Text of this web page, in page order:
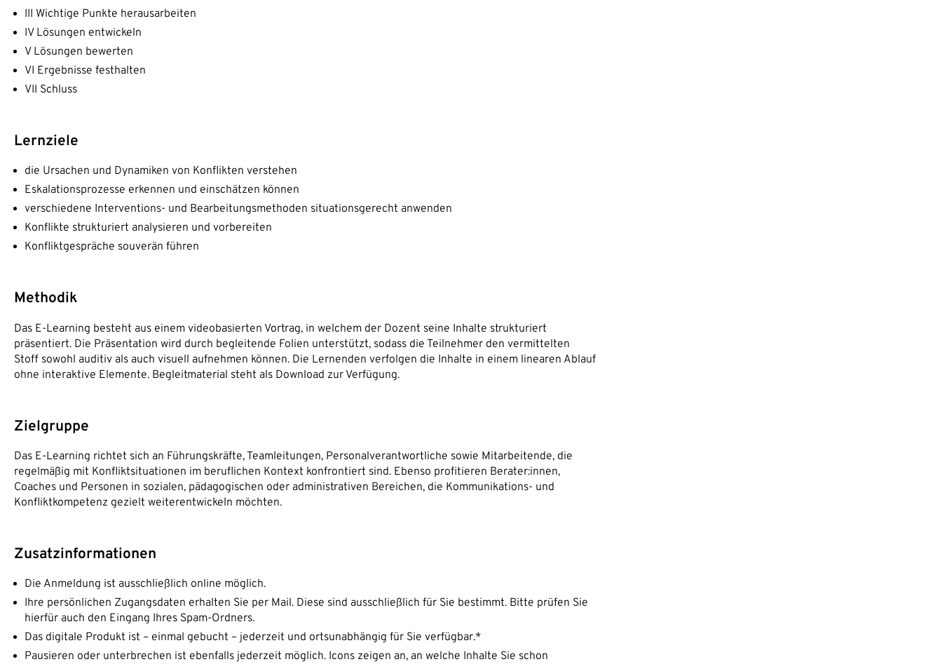
III Wichtige Punkte herausarbeiten
IV Lösungen entwickeln
V Lösungen bewerten
VI Ergebnisse festhalten
VII Schluss
Lernziele
die Ursachen und Dynamiken von Konflikten verstehen
Eskalationsprozesse erkennen und einschätzen können
verschiedene Interventions- und Bearbeitungsmethoden situationsgerecht anwenden
Konflikte strukturiert analysieren und vorbereiten
Konfliktgespräche souverän führen
Methodik
Das E-Learning besteht aus einem videobasierten Vortrag, in welchem der Dozent seine Inhalte strukturiert
präsentiert. Die Präsentation wird durch begleitende Folien unterstützt, sodass die Teilnehmer den vermittelten
Stoff sowohl auditiv als auch visuell aufnehmen können. Die Lernenden verfolgen die Inhalte in einem linearen Ablauf
ohne interaktive Elemente. Begleitmaterial steht als Download zur Verfügung.
Zielgruppe
Das E-Learning richtet sich an Führungskräfte, Teamleitungen, Personalverantwortliche sowie Mitarbeitende, die
regelmäßig mit Konfliktsituationen im beruflichen Kontext konfrontiert sind. Ebenso profitieren Berater:innen,
Coaches und Personen in sozialen, pädagogischen oder administrativen Bereichen, die Kommunikations- und
Konfliktkompetenz gezielt weiterentwickeln möchten.
Zusatzinformationen
Die Anmeldung ist ausschließlich online möglich.
Ihre persönlichen Zugangsdaten erhalten Sie per Mail. Diese sind ausschließlich für Sie bestimmt. Bitte prüfen Sie
hierfür auch den Eingang Ihres Spam-Ordners.
Das digitale Produkt ist – einmal gebucht – jederzeit und ortsunabhängig für Sie verfügbar.*
Pausieren oder unterbrechen ist ebenfalls jederzeit möglich. Icons zeigen an, an welche Inhalte Sie schon